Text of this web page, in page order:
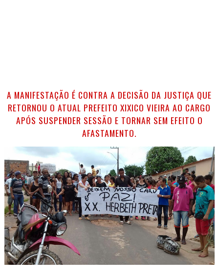
A MANIFESTAÇÃO É CONTRA A DECISÃO DA JUSTIÇA QUE
RETORNOU O ATUAL PREFEITO XIXICO VIEIRA AO CARGO
APÓS SUSPENDER SESSÃO E TORNAR SEM EFEITO O
AFASTAMENTO.